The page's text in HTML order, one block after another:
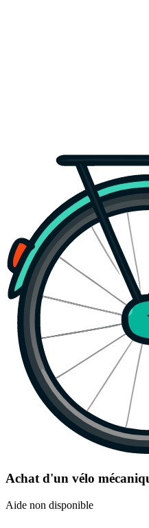
Achat d'un vélo
Aide non disponible